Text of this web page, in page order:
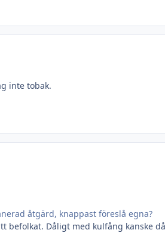
inte tobak.
åtgärd, knappast föreslå egna?
Dåligt med kulfång kanske